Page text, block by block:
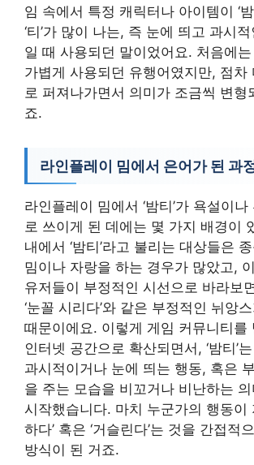
임 속에서 특정 캐릭터나 아이템이 ‘
‘티’가 많이 나는, 즉 눈에 띄고 과시
일 때 사용되던 말이었어요. 처음에
가볍게 사용되던 유행어였지만, 점차
로 퍼져나가면서 의미가 조금씩 변형
죠.
라인플레이 밈에서 은어가 된 과
라인플레이 밈에서 ‘밤티’가 욕설이
로 쓰이게 된 데에는 몇 가지 배경이
내에서 ‘밤티’라고 불리는 대상들은
밈이나 자랑을 하는 경우가 많았고,
유저들이 부정적인 시선으로 바라보면
‘눈꼴 시리다’와 같은 부정적인 뉘앙
때문이에요. 이렇게 게임 커뮤니티를
인터넷 공간으로 확산되면서, ‘밤티’
과시적이거나 눈에 띄는 행동, 혹은
을 주는 모습을 비꼬거나 비난하는
시작했습니다. 마치 누군가의 행동이
하다’ 혹은 ‘거슬린다’는 것을 간접적
방식이 된 거죠.